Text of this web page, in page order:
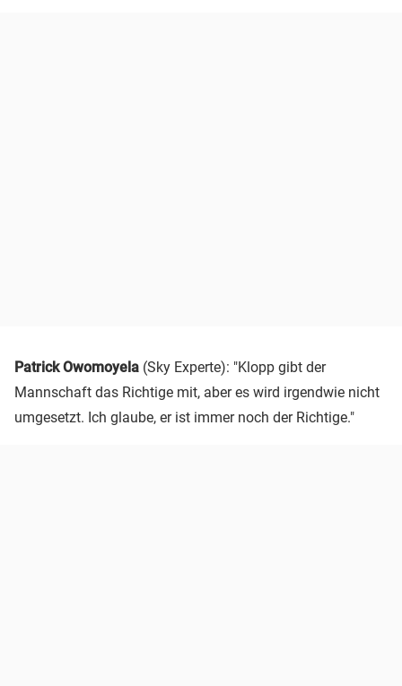
Patrick Owomoyela (Sky Experte): "Klopp gibt der
Mannschaft das Richtige mit, aber es wird irgendwie nicht
umgesetzt. Ich glaube, er ist immer noch der Richtige."